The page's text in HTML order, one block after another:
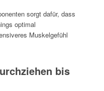
sorgt dafür, dass
optimal
Muskelgefühl
bis